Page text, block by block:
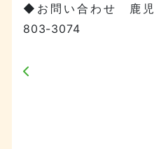
◆お問い合わせ 鹿
803-3074